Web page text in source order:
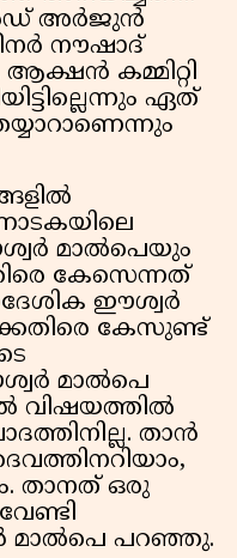
അര്‍ജുന്‍
നൗഷാദ്
കമ്മിറ്റി
ഏത്
മാല്‍പെയും
കേസെന്നത്
ഈശ്വര്‍
കേസുണ്ട്
മാല്‍പെ
വിഷയത്തില്‍
താന്‍
താനത് ഒരു
മാല്‍പെ പറഞ്ഞു.